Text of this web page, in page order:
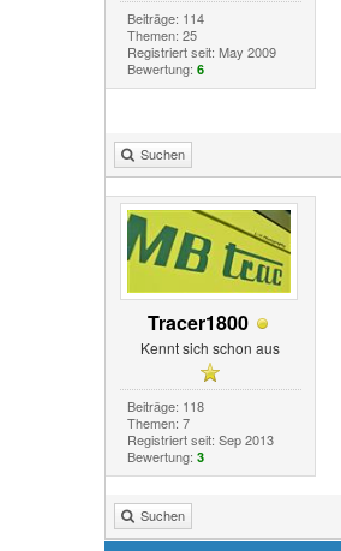
Beiträge: 114
Themen: 25
Registriert seit: May 2009
Bewertung: 6
Suchen
Tracer1800
Kennt sich schon aus
Beiträge: 118
Themen: 7
Registriert seit: Sep 2013
Bewertung: 3
Suchen